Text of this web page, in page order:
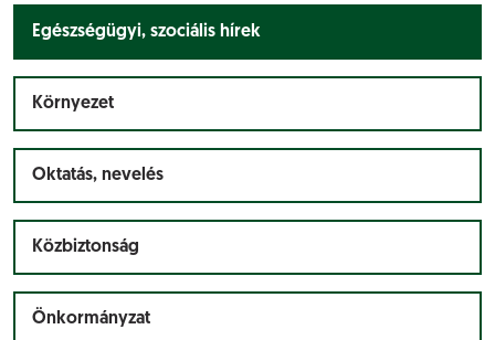
Egészségügyi, szociális hírek
Környezet
Oktatás, nevelés
Közbiztonság
Önkormányzat